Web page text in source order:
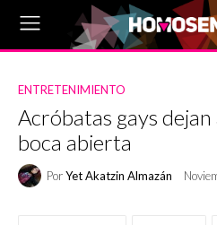
ENTRETENIMIENTO
Acróbatas gays dejan
boca abierta
PorYet Akatzin Almazán